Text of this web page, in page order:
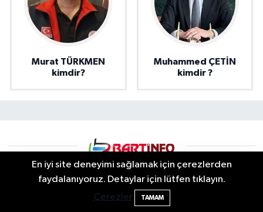
Murat TÜRKMEN
kimdir?
Muhammed ÇETİN
kimdir ?
En iyi site deneyimi sağlamak için çerezlerden
faydalanıyoruz. Detaylar için lütfen tıklayın.
Çerezler
TAMAM
2 Buzağı Hediyeli Bal Festivalinde Hande
Ünsal Sahne Alacak